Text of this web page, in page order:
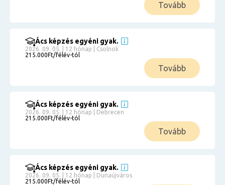
Tovább
Ács képzés egyéni gyak.
2026. 09. 05. | 12 hónap | Csolnok
215.000Ft/félév-tól
Tovább
Ács képzés egyéni gyak.
2026. 09. 05. | 12 hónap | Debrecen
215.000Ft/félév-tól
Tovább
Ács képzés egyéni gyak.
2026. 09. 05. | 12 hónap | Dunaújváros
215.000Ft/félév-tól